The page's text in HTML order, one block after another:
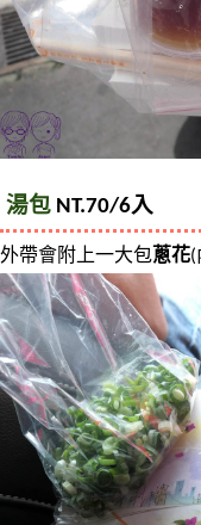
湯包 NT.70/6入
外帶會附上一大包蔥花(